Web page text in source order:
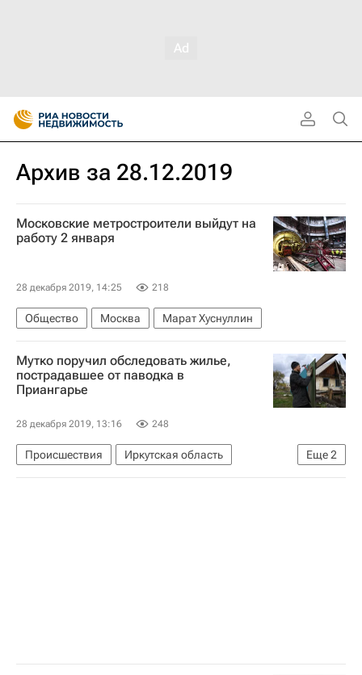
Архив за 28.12.2019
Московские метростроители выйдут на
работу 2 января
28 декабря 2019, 14:25 218
Общество Москва Марат Хуснуллин
Мутко поручил обследовать жилье,
пострадавшее от паводка в
Приангарье
28 декабря 2019, 13:16 248
Еще2
Происшествия
Иркутская область
Виталий Мутко
Паводок в Иркутской области